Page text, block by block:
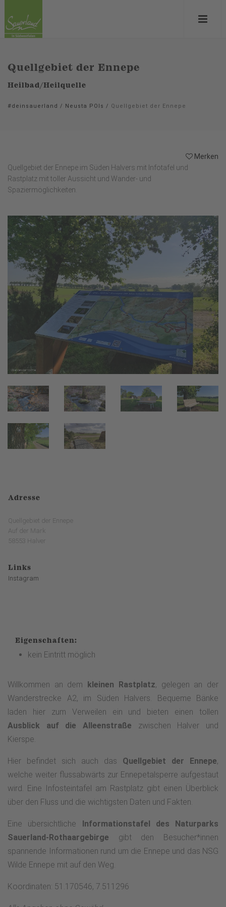
Quellgebiet der Ennepe
Heilbad/Heilquelle
#deinsauerland / Neusta POIs / Quellgebiet der Ennepe
Merken
Quellgebiet der Ennepe im Süden Halvers mit Infotafel und
Rastplatz mit toller Aussicht und Wander- und
Spaziermöglichkeiten.
Adresse
Quellgebiet der Ennepe
Auf der Mark
58553 Halver
Links
Instagram
Eigenschaften:
kein Eintritt möglich
Willkommen an dem kleinen Rastplatz, gelegen an der
Wanderstrecke A2, im Süden Halvers. Bequeme Bänke
laden hier zum Verweilen ein und bieten einen tollen
Ausblick auf die Alleenstraße zwischen Halver und
Kierspe.
Hier befindet sich auch das Quellgebiet der Ennepe,
welche weiter flussabwärts zur Ennepetalsperre aufgestaut
wird. Eine Infosteintafel am Rastplatz gibt einen Überblick
über den Fluss und die wichtigsten Daten und Fakten.
Eine übersichtliche Informationstafel des Naturparks
Sauerland-Rothaargebirge gibt den Besucher*innen
spannende Informationen rund um die Ennepe und das NSG
Wilde Ennepe mit auf den Weg.
Koordinaten: 51.170546, 7.511296